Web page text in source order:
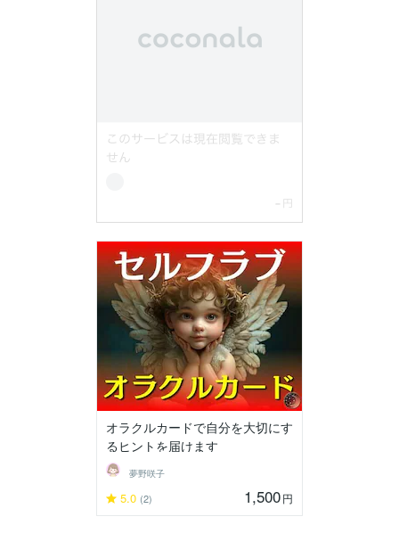
オラクルカードで自分を大切にす
るヒントを届けます
夢野咲子
5.0 (2) 1,500円